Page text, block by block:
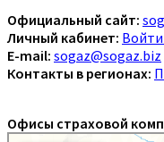
Официальный сайт:
Личный кабинет:
E-mail: sogaz@sogaz.biz
Контакты в регионах:
Офисы страховой